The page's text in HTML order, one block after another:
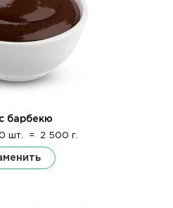
барбекю
шт. = 2 500 г.